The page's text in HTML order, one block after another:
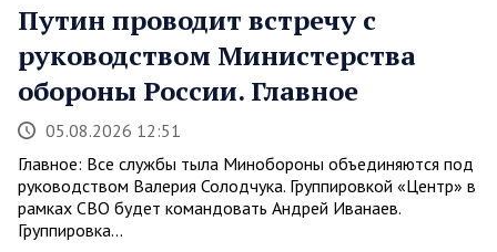
Путин проводит встречу с
руководством Министерства
обороны России. Главное
05.08.2026 12:51
Главное: Все службы тыла Минобороны объединяются под
руководством Валерия Солодчука. Группировкой «Центр» в
рамках СВО будет командовать Андрей Иванаев.
Группировка…